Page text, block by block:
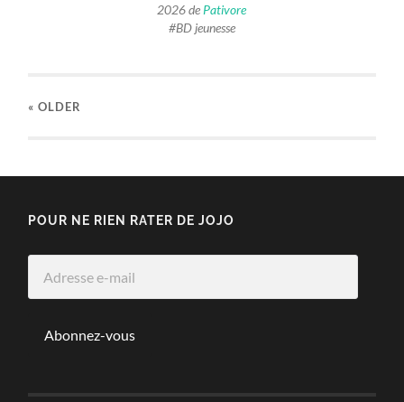
2026 de Pativore
#BD jeunesse
« OLDER
POUR NE RIEN RATER DE JOJO
Abonnez-vous